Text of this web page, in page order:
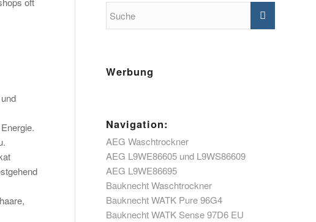
Werbung
Navigation:
AEG Waschtrockner
AEG L9WE86605 und L9WS86609
AEG L9WE86695
Bauknecht Waschtrockner
Bauknecht WATK Pure 96G4
Bauknecht WATK Sense 97D6 EU